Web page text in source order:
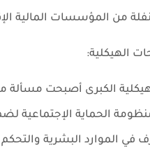
من المؤسسات المالية
الهيكلية:
الكبرى أصبحت مسألة
الحماية الإجتماعية
في الموارد البشرية